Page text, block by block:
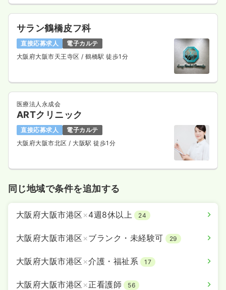
サラン鶴橋皮フ科
直接応募求人
電子カルテ
大阪府大阪市天王寺区/ 鶴橋駅 徒歩1分
医療法人永成会
ARTクリニック
直接応募求人
電子カルテ
大阪府大阪市北区/ 大阪駅 徒歩1分
同じ地域で条件を追加する
大阪府大阪市港区 ×4週8休以上 24
大阪府大阪市港区 ×ブランク・未経験可 29
大阪府大阪市港区 ×介護・福祉系 17
大阪府大阪市港区 ×正看護師 56